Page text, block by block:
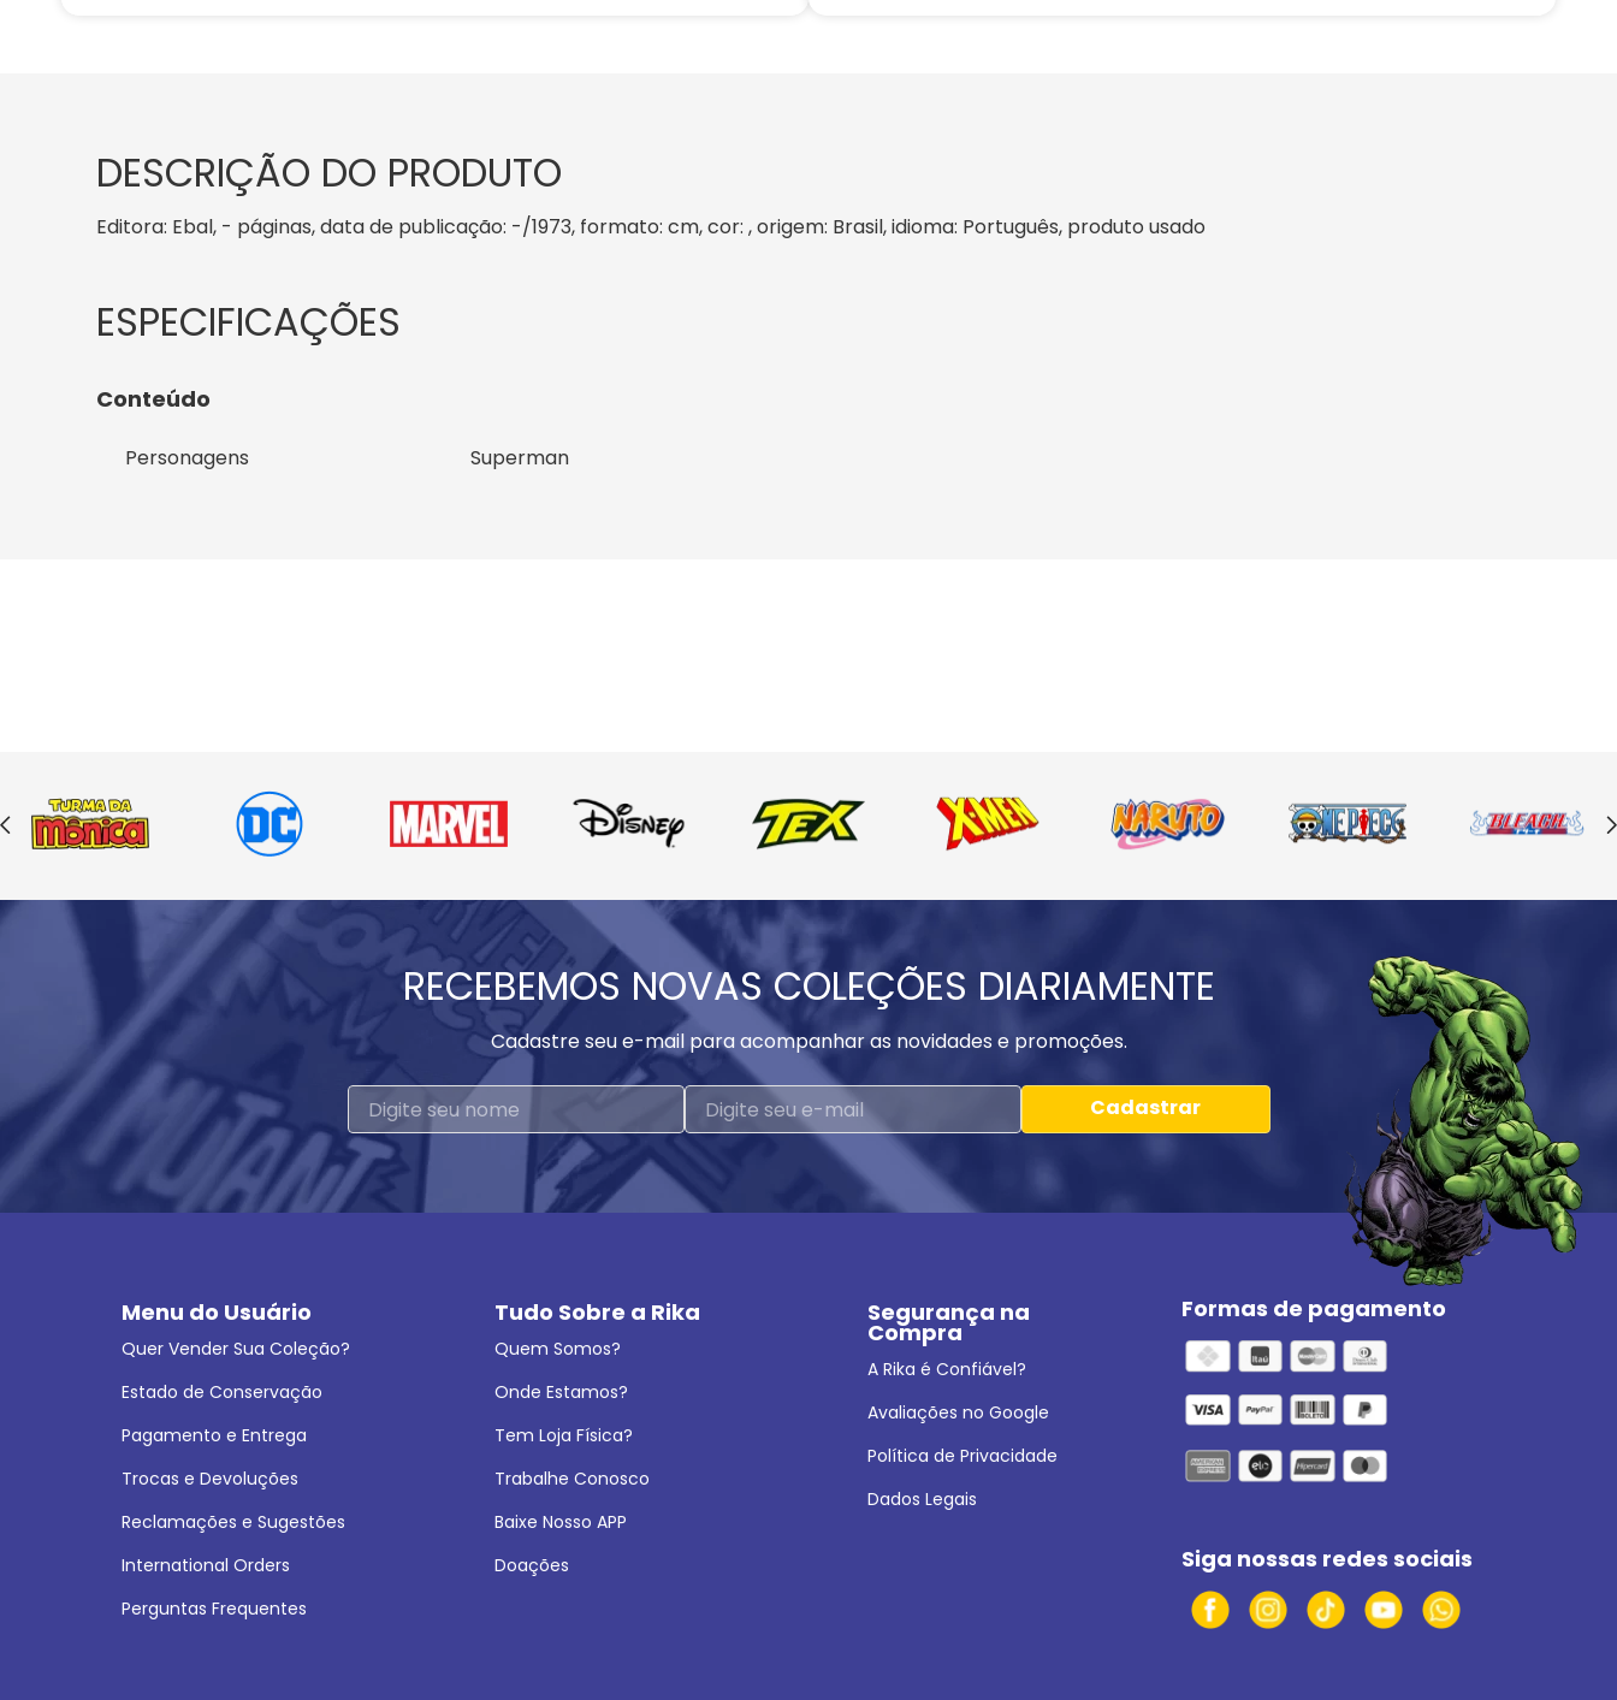
DESCRIÇÃO DO PRODUTO
Editora: Ebal, - páginas, data de publicação: -/1973, formato: cm, cor: , origem: Brasil, idioma: Português, produto usado
Conteúdo
Personagens Superman
RECEBEMOS NOVAS COLEÇÕES DIARIAMENTE
Cadastre seu e-mail para acompanhar as novidades e promoções.
Cadastrar
Menu do Usuário
Quer Vender Sua Coleção?
Estado de Conservação
Pagamento e Entrega
Trocas e Devoluções
Reclamações e Sugestões
International Orders
Perguntas Frequentes
Tudo Sobre a Rika
Quem Somos?
Onde Estamos?
Tem Loja Física?
Trabalhe Conosco
Baixe Nosso APP
Doações
Segurança na
Compra
A Rika é Confiável?
Avaliações no Google
Política de Privacidade
Dados Legais
Formas de pagamento
Siga nossas redes sociais